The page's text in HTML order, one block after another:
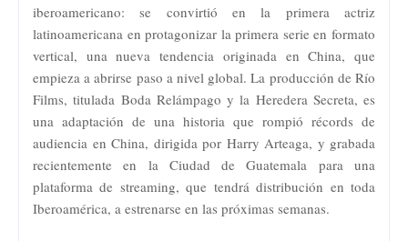
iberoamericano: se convirtió en la primera actriz
latinoamericana en protagonizar la primera serie en formato
vertical, una nueva tendencia originada en China, que
empieza a abrirse paso a nivel global. La producción de Río
Films, titulada Boda Relámpago y la Heredera Secreta, es
una adaptación de una historia que rompió récords de
audiencia en China, dirigida por Harry Arteaga, y grabada
recientemente en la Ciudad de Guatemala para una
plataforma de streaming, que tendrá distribución en toda
Iberoamérica, a estrenarse en las próximas semanas.